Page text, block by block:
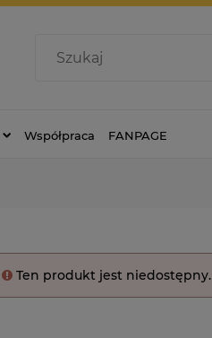
Współpraca FANPAGE
Ten produkt jest niedostępny.